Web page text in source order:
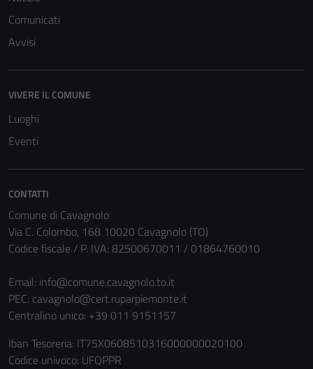
Comunicati
Avvisi
VIVERE IL COMUNE
Luoghi
Eventi
CONTATTI
Comune di Cavagnolo
Via C. Colombo, 168 10020 Cavagnolo (TO)
Codice fiscale / P. IVA: 82500670011 / 01864760010
Email: info@comune.cavagnolo.to.it
PEC: cavagnolo@cert.ruparpiemonte.it
Centralino unico: +39 011 9151157
Iban Tesoreria: IT75X0608510316000000020100
Codice univoco: UFQPPR
Questi cookie
essere
informazioni
personali.